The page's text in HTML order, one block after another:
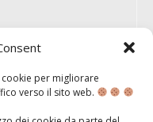
cookie per migliorare
verso il sito web.
DELLA